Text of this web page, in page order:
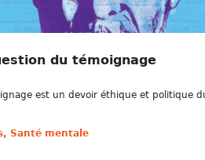
du témoignage
est un devoir éthique et politique
Santé mentale